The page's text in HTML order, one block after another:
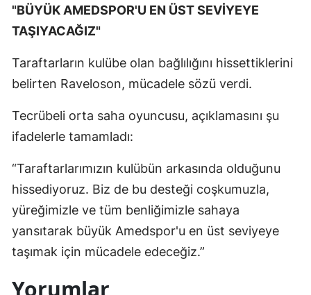
"BÜYÜK AMEDSPOR'U EN ÜST SEVİYEYE
TAŞIYACAĞIZ"
Taraftarların kulübe olan bağlılığını hissettiklerini
belirten Raveloson, mücadele sözü verdi.
Tecrübeli orta saha oyuncusu, açıklamasını şu
ifadelerle tamamladı:
“Taraftarlarımızın kulübün arkasında olduğunu
hissediyoruz. Biz de bu desteği coşkumuzla,
yüreğimizle ve tüm benliğimizle sahaya
yansıtarak büyük Amedspor'u en üst seviyeye
taşımak için mücadele edeceğiz.”
Yorumlar